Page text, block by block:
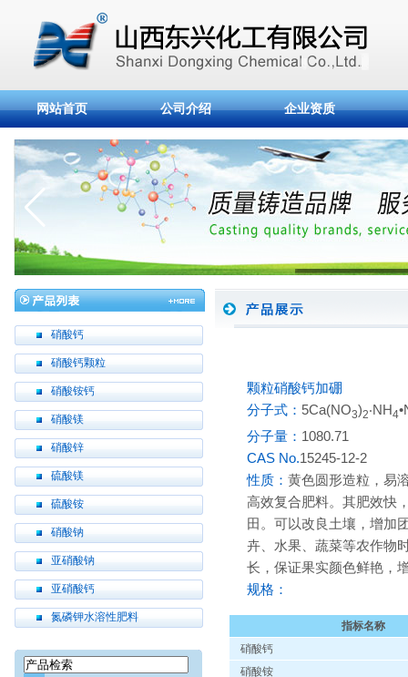
网站首页 公司介绍 企业资质
硝酸钙
硝酸钙颗粒
硝酸铵钙
硝酸镁
硝酸锌
硫酸镁
硫酸铵
硝酸钠
亚硝酸钠
亚硝酸钙
氮磷钾水溶性肥料
颗粒硝酸钙加硼
分子式： 5Ca(NO3)2‧NH4
分子量： 1080.71
CAS No.15245-12-2
性质： 黄色圆形造粒，易
高效复合肥料。其肥效快
田。可以改良土壤，增加
卉、水果、蔬菜等农作物
长，保证果实颜色鲜艳，
规格：
指标名称
硝酸钙
硝酸铵